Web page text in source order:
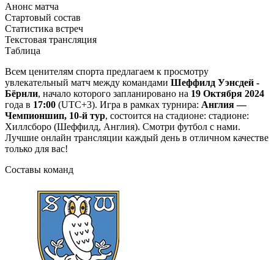
Анонс матча
Стартовый состав
Статистика встреч
Текстовая трансляция
Таблица
Всем ценителям спорта предлагаем к просмотру
увлекательный матч между командами Шеффилд Уэнсдей -
Бёрнли, начало которого запланировано на 19 Октября 2024
года в 17:00 (UTC+3). Игра в рамках турнира: Англия —
Чемпионшип, 10-й тур, состоится на стадионе: стадионе:
Хиллсборо (Шеффилд, Англия). Смотри футбол с нами.
Лучшие онлайн трансляции каждый день в отличном качестве
только для вас!
Составы команд